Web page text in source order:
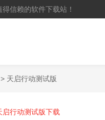
信赖的软件下载站！
> 天启行动测试版
启行动测试版下载